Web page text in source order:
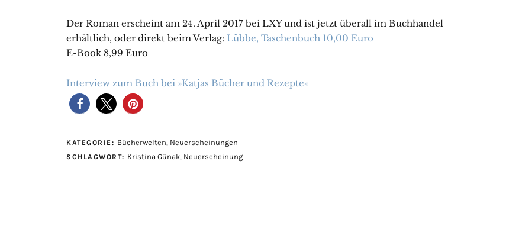
Der Roman erscheint am 24. April 2017 bei LXY und ist jetzt überall im Buchhandel
erhältlich, oder direkt beim Verlag: Lübbe, Taschenbuch 10,00 Euro
E-Book 8,99 Euro
Interview zum Buch bei »Katjas Bücher und Rezepte«
KATEGORIE: Bücherwelten, Neuerscheinungen
SCHLAGWORT: Kristina Günak, Neuerscheinung